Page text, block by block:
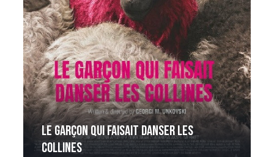
Le garçon qui faisait danser les
collines